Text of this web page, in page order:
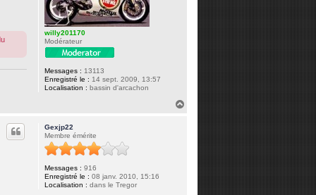
willy201170
Modérateur
Messages : 13113
Enregistré le : 14 sept. 2009, 13:57
Localisation : bassin d'arcachon
Gexjp22
Membre émérite
Messages : 916
Enregistré le : 08 janv. 2010, 15:16
Localisation : dans le Tregor